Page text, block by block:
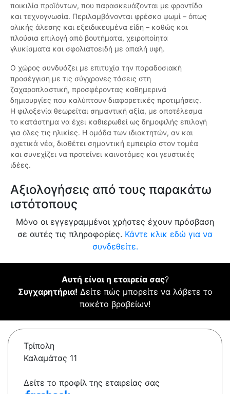
ποικιλία προϊόντων, που παρασκευάζονται με φροντίδα
και τεχνογνωσία. Περιλαμβάνονται φρέσκο ψωμί – όπως
ολικής άλεσης και εξειδικευμένα είδη – καθώς και
πλούσια επιλογή από βουτήματα, χειροποίητα
γλυκίσματα και σφολιατοειδή με απαλή υφή.
Ο χώρος συνδυάζει με επιτυχία την παραδοσιακή
προσέγγιση με τις σύγχρονες τάσεις στη
ζαχαροπλαστική, προσφέροντας καθημερινά
δημιουργίες που καλύπτουν διαφορετικές προτιμήσεις.
Η φιλοξενία θεωρείται σημαντική αξία, με αποτέλεσμα
το κατάστημα να έχει καθιερωθεί ως δημοφιλής επιλογή
για όλες τις ηλικίες. Η ομάδα των ιδιοκτητών, αν και
σχετικά νέα, διαθέτει σημαντική εμπειρία στον τομέα
και συνεχίζει να προτείνει καινοτόμες και γευστικές
ιδέες.
Αξιολογήσεις από τους παρακάτω
ιστότοπους
Μόνο οι εγγεγραμμένοι χρήστες έχουν πρόσβαση
σε αυτές τις πληροφορίες. Κάντε κλικ εδώ για να
συνδεθείτε.
Αυτή είναι η εταιρεία σας?
Συγχαρητήρια! Δείτε πώς μπορείτε να λάβετε το
πακέτο βραβείων!
Τρίπολη
Καλαμάτας 11
Δείτε το προφίλ της εταιρείας σας